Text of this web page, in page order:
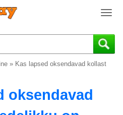
T
g
g
» Kas lapsed oksendavad kollast
oksendavad